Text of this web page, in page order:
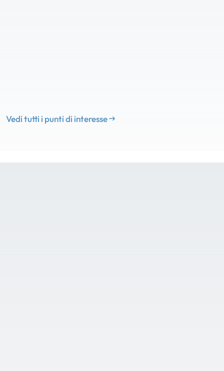
Vedi tutti i punti di interesse